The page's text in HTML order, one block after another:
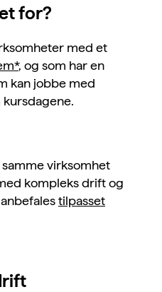
for?
med et
, og som har en
kan jobbe med
virksomhet
kompleks drift og
tilpasset